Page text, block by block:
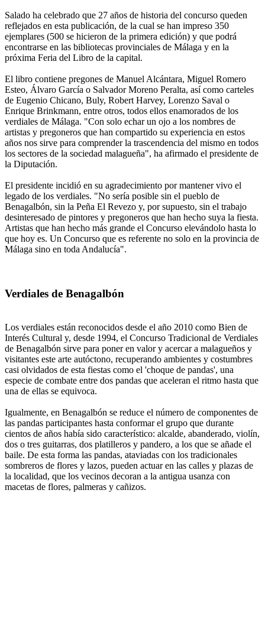
Salado ha celebrado que 27 años de historia del concurso queden
reflejados en esta publicación, de la cual se han impreso 350
ejemplares (500 se hicieron de la primera edición) y que podrá
encontrarse en las bibliotecas provinciales de Málaga y en la
próxima Feria del Libro de la capital.
El libro contiene pregones de Manuel Alcántara, Miguel Romero
Esteo, Álvaro García o Salvador Moreno Peralta, así como carteles
de Eugenio Chicano, Buly, Robert Harvey, Lorenzo Saval o
Enrique Brinkmann, entre otros, todos ellos enamorados de los
verdiales de Málaga. "Con solo echar un ojo a los nombres de
artistas y pregoneros que han compartido su experiencia en estos
años nos sirve para comprender la trascendencia del mismo en todos
los sectores de la sociedad malagueña", ha afirmado el presidente de
la Diputación.
El presidente incidió en su agradecimiento por mantener vivo el
legado de los verdiales. "No sería posible sin el pueblo de
Benagalbón, sin la Peña El Revezo y, por supuesto, sin el trabajo
desinteresado de pintores y pregoneros que han hecho suya la fiesta.
Artistas que han hecho más grande el Concurso elevándolo hasta lo
que hoy es. Un Concurso que es referente no solo en la provincia de
Málaga sino en toda Andalucía".
Verdiales de Benagalbón
Los verdiales están reconocidos desde el año 2010 como Bien de
Interés Cultural y, desde 1994, el Concurso Tradicional de Verdiales
de Benagalbón sirve para poner en valor y acercar a malagueños y
visitantes este arte autóctono, recuperando ambientes y costumbres
casi olvidados de esta fiestas como el 'choque de pandas', una
especie de combate entre dos pandas que aceleran el ritmo hasta que
una de ellas se equivoca.
Igualmente, en Benagalbón se reduce el número de componentes de
las pandas participantes hasta conformar el grupo que durante
cientos de años había sido característico: alcalde, abanderado, violín,
dos o tres guitarras, dos platilleros y pandero, a los que se añade el
baile. De esta forma las pandas, ataviadas con los tradicionales
sombreros de flores y lazos, pueden actuar en las calles y plazas de
la localidad, que los vecinos decoran a la antigua usanza con
macetas de flores, palmeras y cañizos.